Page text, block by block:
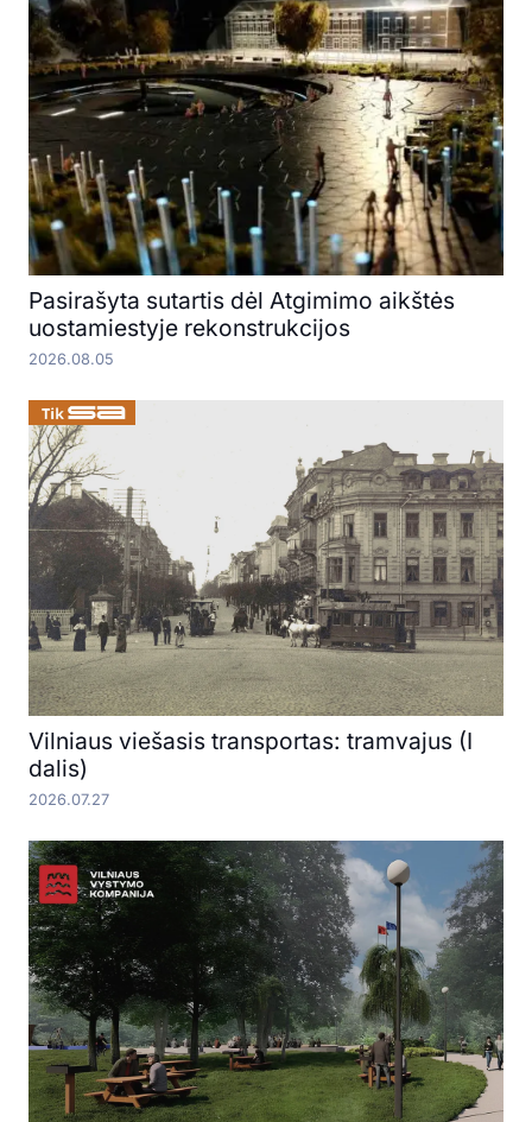
Pasirašyta sutartis dėl Atgimimo aikštės
uostamiestyje rekonstrukcijos
2026.08.05
Vilniaus viešasis transportas: tramvajus (I
dalis)
2026.07.27